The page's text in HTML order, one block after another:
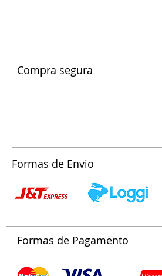
Compra segura
Formas de Envio
Formas de Pagamento